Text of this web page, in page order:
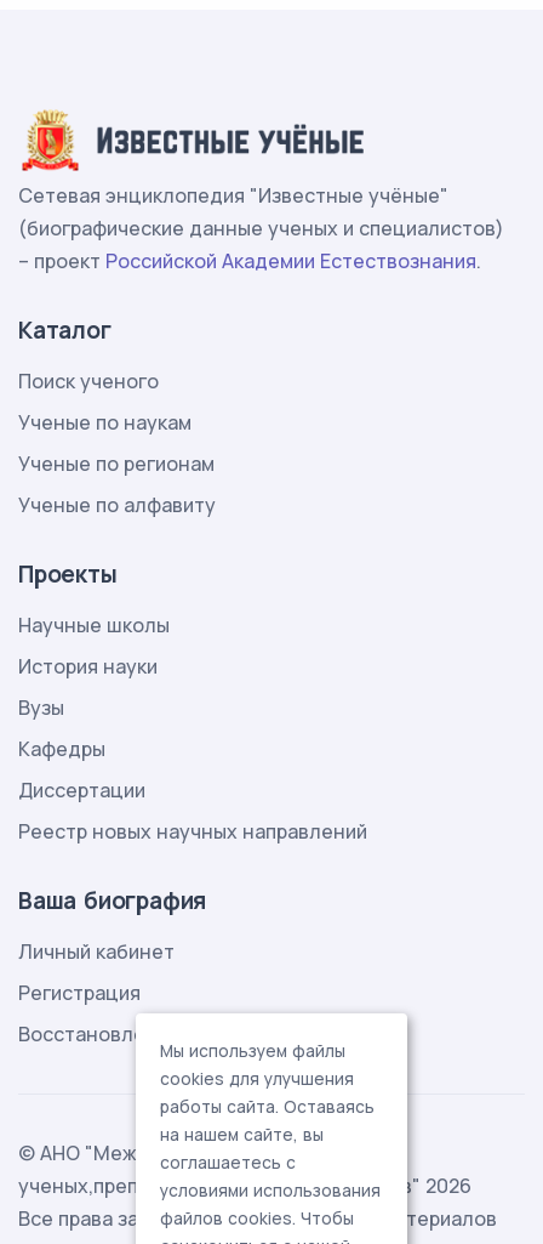
Сетевая энциклопедия "Известные учёные"
(биографические данные ученых и специалистов)
– проект Российской Академии Естествознания.
Каталог
Поиск ученого
Ученые по наукам
Ученые по регионам
Ученые по алфавиту
Проекты
Научные школы
История науки
Вузы
Кафедры
Диссертации
Реестр новых научных направлений
Ваша биография
Личный кабинет
Регистрация
Восстановление пароля
© АНО "Международная ассоциация
ученых,преподавателей и специалистов" 2026
Все права защищены. Использование материалов
Мы используем файлы
cookies для улучшения
работы сайта. Оставаясь
на нашем сайте, вы
соглашаетесь с
условиями использования
файлов cookies. Чтобы